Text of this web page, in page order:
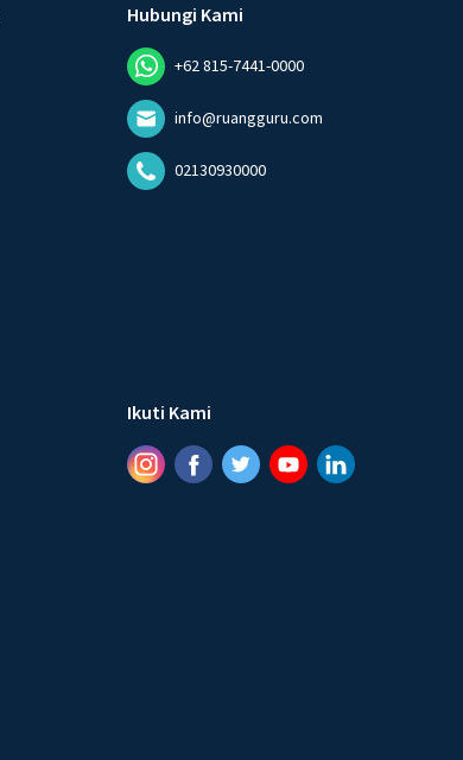
Hubungi Kami
+62 815-7441-0000
info@ruangguru.com
02130930000
Ikuti Kami